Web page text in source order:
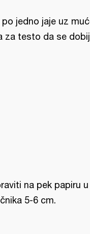
jedno jaje uz
za testo da se
na pek papiru
5-6 cm.